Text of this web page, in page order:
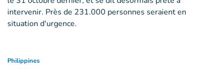
intervenir. Près de 231.000 personnes seraient en
situation d'urgence.
Philippines